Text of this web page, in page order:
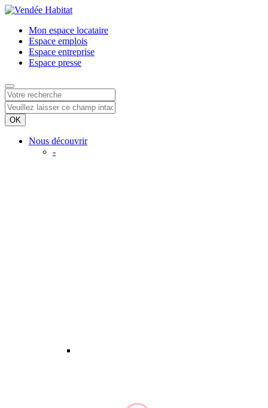
Mon espace locataire
Espace emplois
Espace entreprise
Espace presse
Nous découvrir
-